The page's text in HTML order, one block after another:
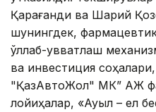
Қарағанди ва Шарқий
шунингдек,
қўллаб-қувватлаш
ва инвестиция
"ҚазАвтоЖол" МК” АЖ
лойиҳалар, «Ауыл – ел